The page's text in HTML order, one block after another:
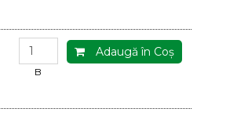
Adaugă în Coş
B